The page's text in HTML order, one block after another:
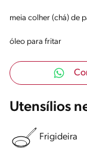
meia colher (chá) de
óleo para fritar
Utensílios
Frigideira